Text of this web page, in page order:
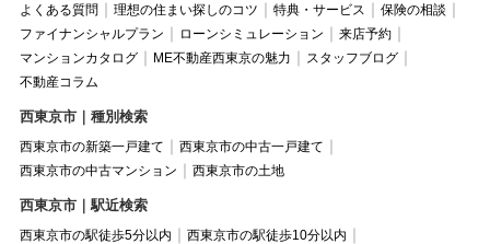
よくある質問 理想の住まい探しのコツ 特典・サービス
保険の相談
ファイナンシャルプラン
ローンシミュレーション
来店予約
マンションカタログ
ME不動産西東京の魅力
スタッフブログ
不動産コラム
西東京市｜種別検索
西東京市の新築一戸建て
西東京市の中古一戸建て
西東京市の中古マンション
西東京市の土地
西東京市｜駅近検索
西東京市の駅徒歩5分以内
西東京市の駅徒歩10分以内